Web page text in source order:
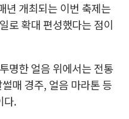
년 개최되는 이번 축제는
로 확대 편성했다는 점이
명한 얼음 위에서는 전통
매 경주, 얼음 마라톤 등
다.